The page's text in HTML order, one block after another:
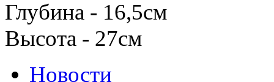
Глубина - 16,5см
Высота - 27см
Новости